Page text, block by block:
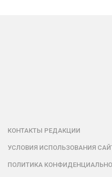
КОНТАКТЫ РЕДАКЦИИ
УСЛОВИЯ ИСПОЛЬЗОВАНИЯ
ПОЛИТИКА